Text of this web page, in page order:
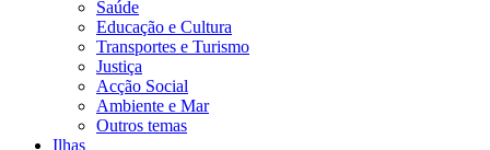
Saúde
Educação e Cultura
Transportes e Turismo
Justiça
Acção Social
Ambiente e Mar
Outros temas
Ilhas